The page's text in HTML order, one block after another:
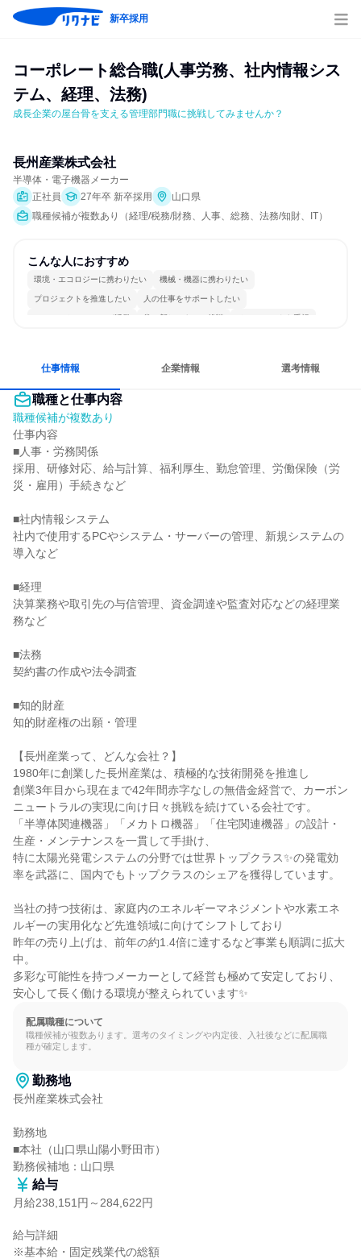
新卒採用
コーポレート総合職(人事労務、社内情報シス
テム、経理、法務)
成長企業の屋台骨を支える管理部門職に挑戦してみませんか？
長州産業株式会社
半導体・電子機器メーカー
正社員
27年卒 新卒採用
山口県
職種候補が複数あり（経理/税務/財務、人事、総務、法務/知財、IT）
こんな人におすすめ
環境・エコロジーに携わりたい 機械・機器に携わりたい
プロジェクトを推進したい 人の仕事をサポートしたい
コミュニケーションが活発 常に新しいものに挑戦 チームワークを重視
仕事情報 企業情報 選考情報
職種と仕事内容
職種候補が複数あり
仕事内容
■人事・労務関係
採用、研修対応、給与計算、福利厚生、勤怠管理、労働保険（労
災・雇用）手続きなど
■社内情報システム
社内で使用するPCやシステム・サーバーの管理、新規システムの
導入など
■経理
決算業務や取引先の与信管理、資金調達や監査対応などの経理業
務など
■法務
契約書の作成や法令調査
■知的財産
知的財産権の出願・管理
【長州産業って、どんな会社？】
1980年に創業した長州産業は、積極的な技術開発を推進し
創業3年目から現在まで42年間赤字なしの無借金経営で、カーボン
ニュートラルの実現に向け日々挑戦を続けている会社です。
「半導体関連機器」「メカトロ機器」「住宅関連機器」の設計・
生産・メンテナンスを一貫して手掛け、
特に太陽光発電システムの分野では世界トップクラス✨の発電効
率を武器に、国内でもトップクラスのシェアを獲得しています。
当社の持つ技術は、家庭内のエネルギーマネジメントや水素エネ
ルギーの実用化など先進領域に向けてシフトしており
昨年の売り上げは、前年の約1.4倍に達するなど事業も順調に拡大
中。
多彩な可能性を持つメーカーとして経営も極めて安定しており、
安心して長く働ける環境が整えられています✨
配属職種について
職種候補が複数あります。選考のタイミングや内定後、入社後などに配属職
種が確定します。
勤務地
長州産業株式会社
勤務地
■本社（山口県山陽小野田市）
勤務候補地：山口県
給与
月給238,151円～284,622円
給与詳細
※基本給・固定残業代の総額